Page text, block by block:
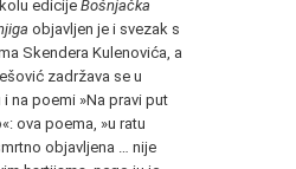
edicije Bošnjačka
objavljen je i svezak s
Skendera Kulenovića, a
zadržava se u
na poemi »Na pravi put
ova poema, »u ratu
objavljena … nije